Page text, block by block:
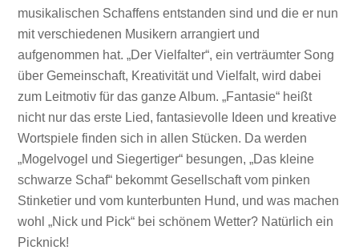
musikalischen Schaffens entstanden sind und die er nun
mit verschiedenen Musikern arrangiert und
aufgenommen hat.„Der Vielfalter“, einverträumter Song
über Gemeinschaft, Kreativität und Vielfalt, wird dabei
zum Leitmotiv für das ganze Album. „Fantasie“ heißt
nicht nur das erste Lied, fantasievolle Ideen und kreative
Wortspiele finden sich in allen Stücken. Da werden
„Mogelvogel und Siegertiger“ besungen, „Das kleine
schwarze Schaf“ bekommt Gesellschaft vom pinken
Stinketier und vom kunterbunten Hund, und was machen
wohl„Nick und Pick“ bei schönem Wetter? Natürlich ein
Picknick!